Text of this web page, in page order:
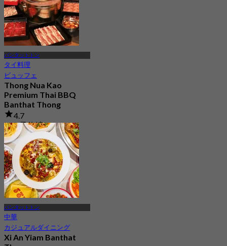
バンタットトン
タイ料理
ビュッフェ
Thong Nua Kao
Premium Thai BBQ
Banthat Thong
4.7
659 予約済み
から฿ 529
バンタットトン
中華
カジュアルダイニング
Xi An Yiam Banthat